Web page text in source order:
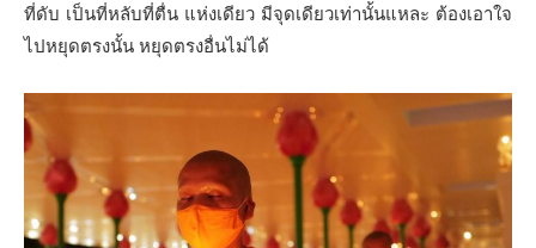
ที่ดับ เป็นที่หลับที่ตื่น แห่งเดียว มีจุดเดียวเท่านั้นแหละ ต้องเอาใจ
ไปหยุดตรงนั้น หยุดตรงอื่นไม่ได้